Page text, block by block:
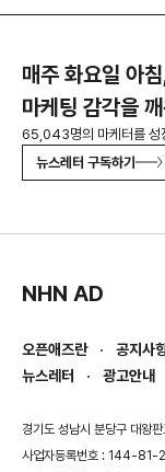
매주 화요일 아
마케팅 감각을
65,043명의 마케터를 성
뉴스레터 구독하기
NHN AD
오픈애즈란 공지사
뉴스레터
광고안내
경기도 성남시 분당구 대왕
사업자등록번호 : 144-